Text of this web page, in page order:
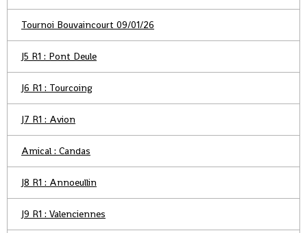
Tournoi Bouvaincourt 09/01/26
J5 R1 : Pont Deule
J6 R1 : Tourcoing
J7 R1 : Avion
Amical : Candas
J8 R1 : Annoeullin
J9 R1 : Valenciennes